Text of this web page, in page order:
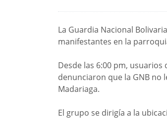
La Guardia Nacional
manifestantes en la
Desde las 6:00 pm,
denunciaron que la GNB no
Madariaga.
El grupo se dirigía a la